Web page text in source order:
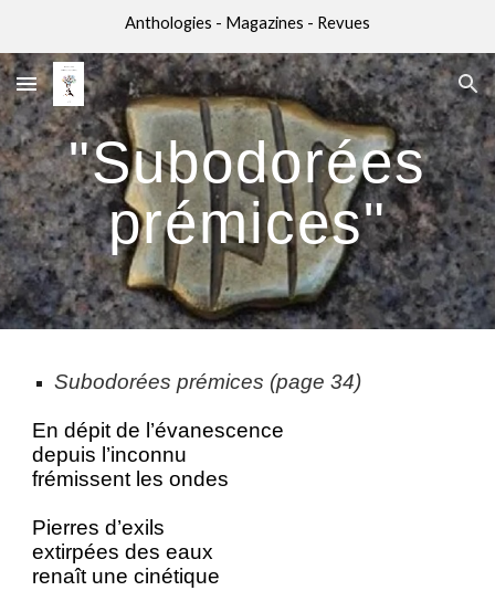
Anthologies - Magazines - Revues
"Subodorées
prémices"
Subodorées prémices (page 34)
En dépit de l’évanescence
depuis l’inconnu
frémissent les ondes
Pierres d’exils
extirpées des eaux
renaît une cinétique